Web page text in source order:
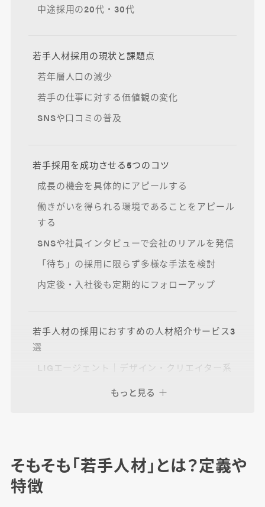
中途採用の20代・30代
若手人材採用の現状と課題点
若年層人口の減少
若手の仕事に対する価値観の変化
SNSや口コミの普及
若手採用を成功させる5つのコツ
成長の機会を具体的にアピールする
働きがいを得られる環境であることをアピール
する
SNSや社員インタビューで会社のリアルを発信
「待ち」の採用に限らず多様な手法を検討
内定後・入社後も定期的にフォローアップ
若手人材の採用におすすめの人材紹介サービス3
選
LIGエージェント｜デザイン・クリエイター系
Re就活｜20代に特化した人材紹介サービス
まとめ
もっと見る
そもそも「若手人材」とは？定義や
特徴